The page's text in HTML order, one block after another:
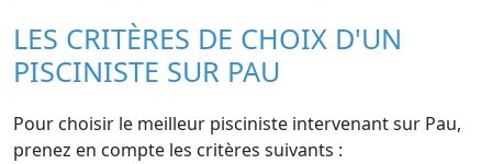
LES CRITÈRES DE CHOIX D'UN
PISCINISTE SUR PAU
Pour choisir le meilleur pisciniste intervenant sur Pau,
prenez en compte les critères suivants :